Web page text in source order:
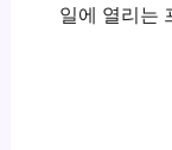
일에 열리는